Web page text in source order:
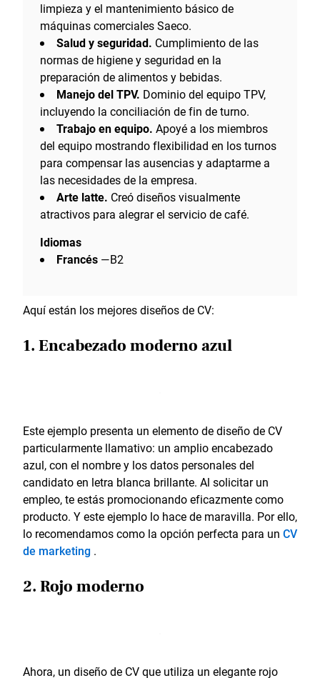
limpieza y el mantenimiento básico de
máquinas comerciales Saeco.
Salud y seguridad. Cumplimiento de las
normas de higiene y seguridad en la
preparación de alimentos y bebidas.
Manejo del TPV. Dominio del equipo TPV,
incluyendo la conciliación de fin de turno.
Trabajo en equipo. Apoyé a los miembros
del equipo mostrando flexibilidad en los turnos
para compensar las ausencias y adaptarme a
las necesidades de la empresa.
Arte latte. Creó diseños visualmente
atractivos para alegrar el servicio de café.
Idiomas
Francés —B2
Aquí están los mejores diseños de CV:
1. Encabezado moderno azul
Este ejemplo presenta un elemento de diseño de CV
particularmente llamativo: un amplio encabezado
azul, con el nombre y los datos personales del
candidato en letra blanca brillante. Al solicitar un
empleo, te estás promocionando eficazmente como
producto. Y este ejemplo lo hace de maravilla. Por ello,
lo recomendamos como la opción perfecta para un CV
de marketing .
2. Rojo moderno
Ahora, un diseño de CV que utiliza un elegante rojo